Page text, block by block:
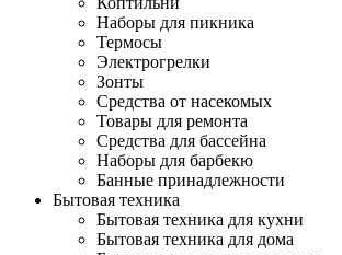
Наборы для пикника
Термосы
Электрогрелки
Зонты
Средства от насекомых
Товары для ремонта
Средства для бассейна
Наборы для барбекю
Банные принадлежности
Бытовая техника
Бытовая техника для кухни
Бытовая техника для дома